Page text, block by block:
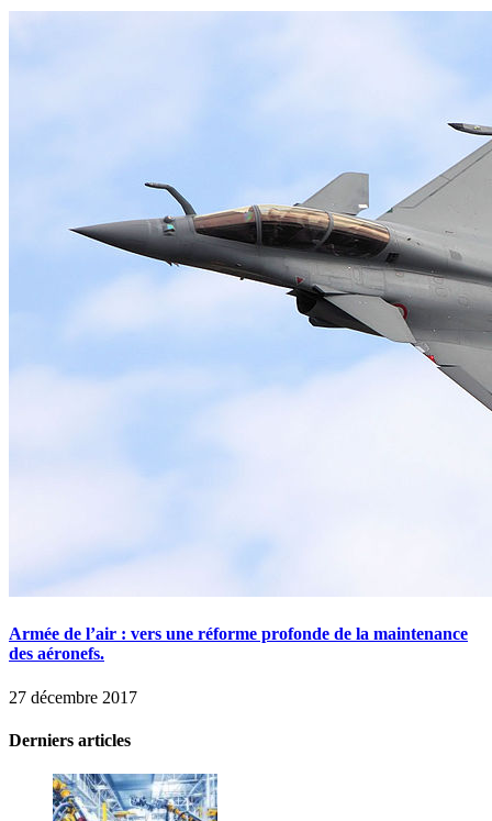
Armée de l’air : vers une réforme profonde de la maintenance
des aéronefs.
27 décembre 2017
Derniers articles